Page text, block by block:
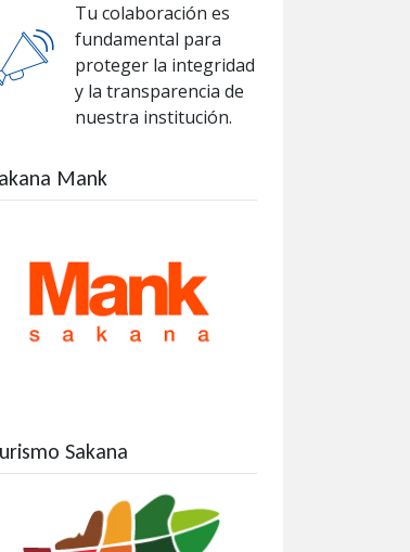
Tu colaboración es
fundamental para
proteger la integridad
y la transparencia de
nuestra institución.
Mank
Sakana